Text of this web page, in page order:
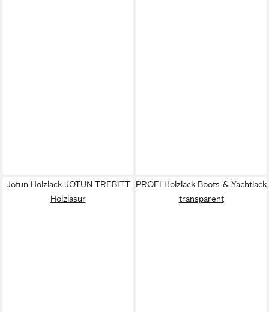
Jotun Holzlack JOTUN TREBITT
Holzlasur
PROFI Holzlack Boots-& Yachtlack
transparent